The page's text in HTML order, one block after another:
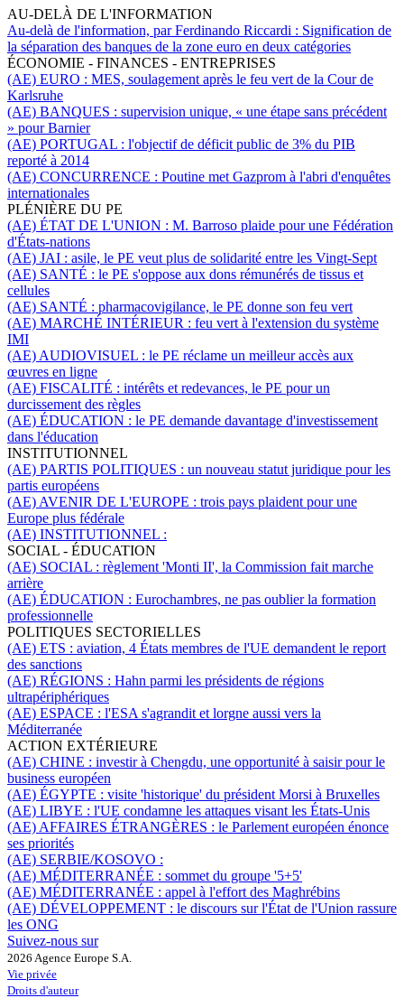
AU-DELÀ DE L'INFORMATION
Au-delà de l'information, par Ferdinando Riccardi : Signification de
la séparation des banques de la zone euro en deux catégories
ÉCONOMIE - FINANCES - ENTREPRISES
(AE) EURO : MES, soulagement après le feu vert de la Cour de
Karlsruhe
(AE) BANQUES : supervision unique, « une étape sans précédent
» pour Barnier
(AE) PORTUGAL : l'objectif de déficit public de 3% du PIB
reporté à 2014
(AE) CONCURRENCE : Poutine met Gazprom à l'abri d'enquêtes
internationales
PLÉNIÈRE DU PE
(AE) ÉTAT DE L'UNION : M. Barroso plaide pour une Fédération
d'États-nations
(AE) JAI : asile, le PE veut plus de solidarité entre les Vingt-Sept
(AE) SANTÉ : le PE s'oppose aux dons rémunérés de tissus et
cellules
(AE) SANTÉ : pharmacovigilance, le PE donne son feu vert
(AE) MARCHÉ INTÉRIEUR : feu vert à l'extension du système
IMI
(AE) AUDIOVISUEL : le PE réclame un meilleur accès aux
œuvres en ligne
(AE) FISCALITÉ : intérêts et redevances, le PE pour un
durcissement des règles
(AE) ÉDUCATION : le PE demande davantage d'investissement
dans l'éducation
INSTITUTIONNEL
(AE) PARTIS POLITIQUES : un nouveau statut juridique pour les
partis européens
(AE) AVENIR DE L'EUROPE : trois pays plaident pour une
Europe plus fédérale
(AE) INSTITUTIONNEL :
SOCIAL - ÉDUCATION
(AE) SOCIAL : règlement 'Monti II', la Commission fait marche
arrière
(AE) ÉDUCATION : Eurochambres, ne pas oublier la formation
professionnelle
POLITIQUES SECTORIELLES
(AE) ETS : aviation, 4 États membres de l'UE demandent le report
des sanctions
(AE) RÉGIONS : Hahn parmi les présidents de régions
ultrapériphériques
(AE) ESPACE : l'ESA s'agrandit et lorgne aussi vers la
Méditerranée
ACTION EXTÉRIEURE
(AE) CHINE : investir à Chengdu, une opportunité à saisir pour le
business européen
(AE) ÉGYPTE : visite 'historique' du président Morsi à Bruxelles
(AE) LIBYE : l'UE condamne les attaques visant les États-Unis
(AE) AFFAIRES ÉTRANGÈRES : le Parlement européen énonce
ses priorités
(AE) SERBIE/KOSOVO :
(AE) MÉDITERRANÉE : sommet du groupe '5+5'
(AE) MÉDITERRANÉE : appel à l'effort des Maghrébins
(AE) DÉVELOPPEMENT : le discours sur l'État de l'Union rassure
les ONG
Suivez-nous sur
2026 Agence Europe S.A.
Vie privée
Droits d'auteur